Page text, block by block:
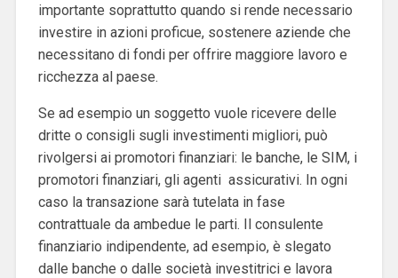
importante soprattutto quando si rende necessario
investire in azioni proficue, sostenere aziende che
necessitano di fondi per offrire maggiore lavoro e
ricchezza al paese.
Se ad esempio un soggetto vuole ricevere delle
dritte o consigli sugli investimenti migliori, può
rivolgersi ai promotori finanziari: le banche, le SIM, i
promotori finanziari, gli agenti assicurativi. In ogni
caso la transazione sarà tutelata in fase
contrattuale da ambedue le parti. Il consulente
finanziario indipendente, ad esempio, è slegato
dalle banche o dalle società investitrici e lavora